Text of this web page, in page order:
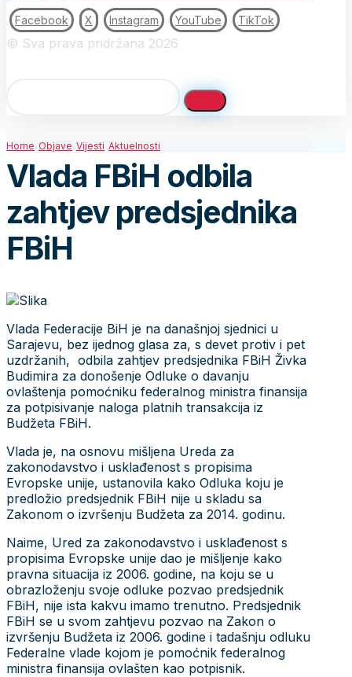
Facebook X Instagram YouTube TikTok
© Sva prava pridržana 2026
Home Objave Vijesti Aktuelnosti
Vlada FBiH odbila
zahtjev predsjednika
FBiH
Vlada Federacije BiH je na današnjoj sjednici u
Sarajevu, bez ijednog glasa za, s devet protiv i pet
uzdržanih, odbila zahtjev predsjednika FBiH Živka
Budimira za donošenje Odluke o davanju
ovlaštenja pomoćniku federalnog ministra finansija
za potpisivanje naloga platnih transakcija iz
Budžeta FBiH.
Vlada je, na osnovu mišljena Ureda za
zakonodavstvo i usklađenost s propisima
Evropske unije, ustanovila kako Odluka koju je
predložio predsjednik FBiH nije u skladu sa
Zakonom o izvršenju Budžeta za 2014. godinu.
Naime, Ured za zakonodavstvo i usklađenost s
propisima Evropske unije dao je mišljenje kako
pravna situacija iz 2006. godine, na koju se u
obrazloženju svoje odluke pozvao predsjednik
FBiH, nije ista kakvu imamo trenutno. Predsjednik
FBiH se u svom zahtjevu pozvao na Zakon o
izvršenju Budžeta iz 2006. godine i tadašnju odluku
Federalne vlade kojom je pomoćnik federalnog
ministra finansija ovlašten kao potpisnik.